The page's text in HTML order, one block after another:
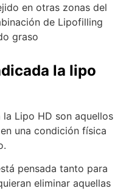
en otras zonas del
de Lipofilling
graso
la lipo
Lipo HD son aquellos
una condición física
pensada tanto para
eliminar aquellas